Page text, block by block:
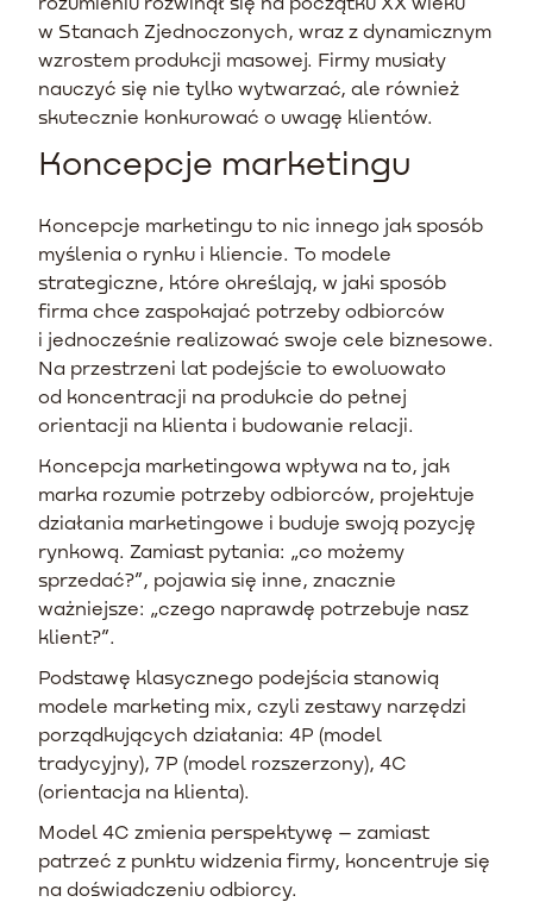
w Stanach Zjednoczonych, wraz z dynamicznym
wzrostem produkcji masowej. Firmy musiały
nauczyć się nie tylko wytwarzać, ale również
skutecznie konkurować o uwagę klientów.
Koncepcje marketingu
Koncepcje marketingu to nic innego jak sposób
myślenia o rynku i kliencie. To modele
strategiczne, które określają, w jaki sposób
firma chce zaspokajać potrzeby odbiorców
i jednocześnie realizować swoje cele biznesowe.
Na przestrzeni lat podejście to ewoluowało
od koncentracji na produkcie do pełnej
orientacji na klienta i budowanie relacji.
Koncepcja marketingowa wpływa na to, jak
marka rozumie potrzeby odbiorców, projektuje
działania marketingowe i buduje swoją pozycję
rynkową. Zamiast pytania: „co możemy
sprzedać?”, pojawia się inne, znacznie
ważniejsze: „czego naprawdę potrzebuje nasz
klient?”.
Podstawę klasycznego podejścia stanowią
modele marketing mix, czyli zestawy narzędzi
porządkujących działania: 4P (model
tradycyjny), 7P (model rozszerzony), 4C
(orientacja na klienta).
Model 4C zmienia perspektywę – zamiast
patrzeć z punktu widzenia firmy, koncentruje się
na doświadczeniu odbiorcy.